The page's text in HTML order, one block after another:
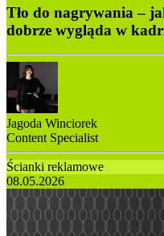
Tło do nagrywania –
dobrze wygląda w
Jagoda Winciorek
Content Specialist
Ścianki reklamowe
08.05.2026